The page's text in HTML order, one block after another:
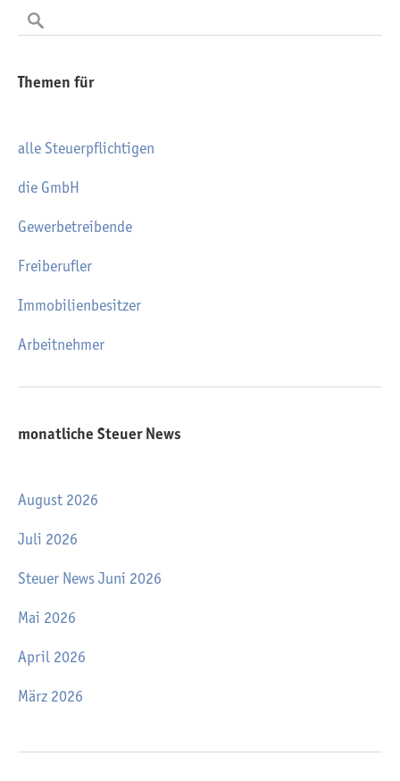
Themen für
alle Steuerpflichtigen
die GmbH
Gewerbetreibende
Freiberufler
Immobilienbesitzer
Arbeitnehmer
monatliche Steuer News
August 2026
Juli 2026
Steuer News Juni 2026
Mai 2026
April 2026
März 2026